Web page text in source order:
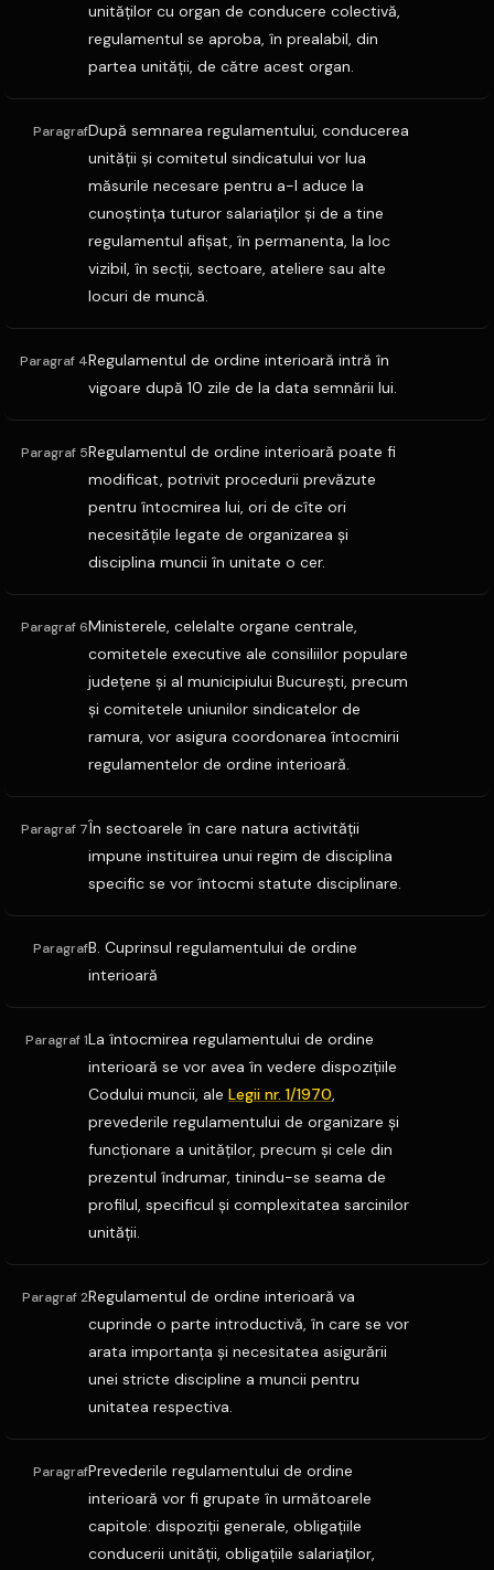
unităţilor cu organ de conducere colectivă,
regulamentul se aproba, în prealabil, din
partea unităţii, de către acest organ.
ParagrafDupă semnarea regulamentului, conducerea
unităţii şi comitetul sindicatului vor lua
măsurile necesare pentru a-l aduce la
cunoştinţa tuturor salariaţilor şi de a tine
regulamentul afişat, în permanenta, la loc
vizibil, în secţii, sectoare, ateliere sau alte
locuri de muncă.
Paragraf 4Regulamentul de ordine interioară intră în
vigoare după 10 zile de la data semnării lui.
Paragraf 5Regulamentul de ordine interioară poate fi
modificat, potrivit procedurii prevăzute
pentru întocmirea lui, ori de cîte ori
necesităţile legate de organizarea şi
disciplina muncii în unitate o cer.
Paragraf 6Ministerele, celelalte organe centrale,
comitetele executive ale consiliilor populare
judeţene şi al municipiului Bucureşti, precum
şi comitetele uniunilor sindicatelor de
ramura, vor asigura coordonarea întocmirii
regulamentelor de ordine interioară.
Paragraf 7În sectoarele în care natura activităţii
impune instituirea unui regim de disciplina
specific se vor întocmi statute disciplinare.
ParagrafB. Cuprinsul regulamentului de ordine
interioară
Paragraf 1La întocmirea regulamentului de ordine
interioară se vor avea în vedere dispoziţiile
Codului muncii, ale Legii nr. 1/1970,
prevederile regulamentului de organizare şi
funcţionare a unităţilor, precum şi cele din
prezentul îndrumar, tinindu-se seama de
profilul, specificul şi complexitatea sarcinilor
unităţii.
Paragraf 2Regulamentul de ordine interioară va
cuprinde o parte introductivă, în care se vor
arata importanţa şi necesitatea asigurării
unei stricte discipline a muncii pentru
unitatea respectiva.
ParagrafPrevederile regulamentului de ordine
interioară vor fi grupate în următoarele
capitole: dispoziţii generale, obligaţiile
conducerii unităţii, obligaţiile salariaţilor,